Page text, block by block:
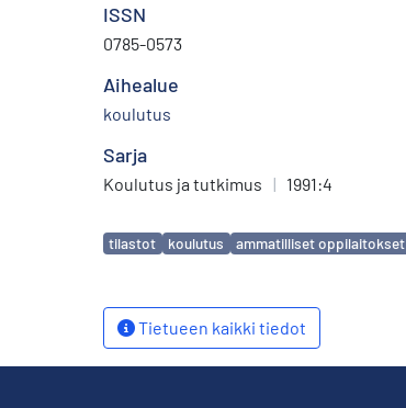
ISSN
0785-0573
Aihealue
koulutus
Sarja
Koulutus ja tutkimus | 1991:4
Avainsanat
tilastot koulutus ammatilliset oppilaitokset
Tietueen kaikki tiedot